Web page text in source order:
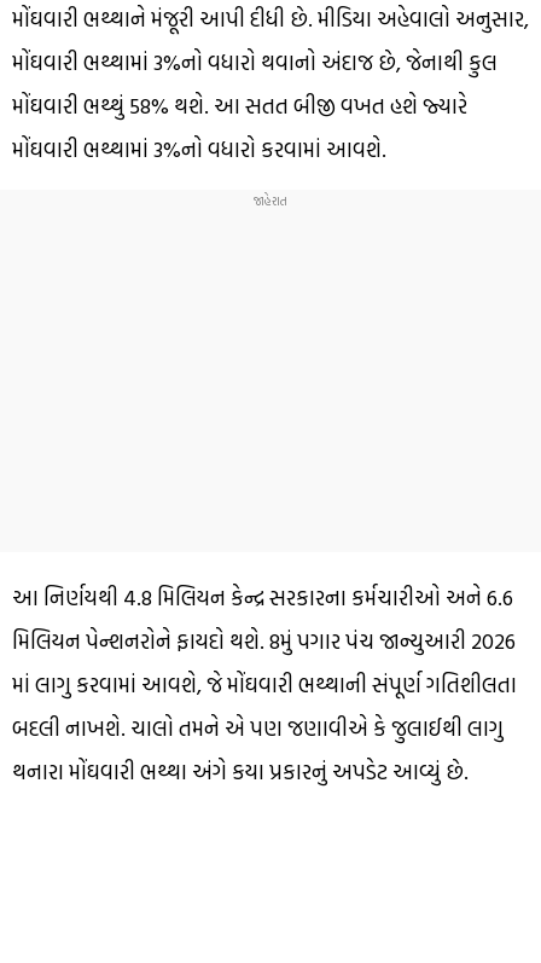
મોંઘવારી ભથ્થાને મંજૂરી આપી દીધી છે. મીડિયા અહેવાલો અનુસાર,
મોંઘવારી ભથ્થામાં 3%નો વધારો થવાનો અંદાજ છે, જેનાથી કુલ
મોંઘવારી ભથ્થું 58% થશે. આ સતત બીજી વખત હશે જ્યારે
મોંઘવારી ભથ્થામાં 3%નો વધારો કરવામાં આવશે.
આ નિર્ણયથી 4.8 મિલિયન કેન્દ્ર સરકારના કર્મચારીઓ અને 6.6
મિલિયન પેન્શનરોને ફાયદો થશે. 8મું પગાર પંચ જાન્યુઆરી 2026
માં લાગુ કરવામાં આવશે, જે મોંઘવારી ભથ્થાની સંપૂર્ણ ગતિશીલતા
બદલી નાખશે. ચાલો તમને એ પણ જણાવીએ કે જુલાઈથી લાગુ
થનારા મોંઘવારી ભથ્થા અંગે કયા પ્રકારનું અપડેટ આવ્યું છે.